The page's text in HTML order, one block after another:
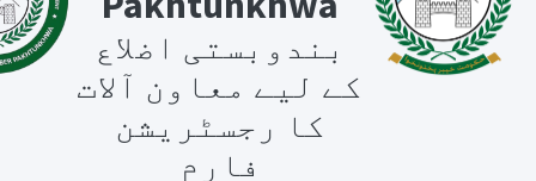
بندوبستی اضلاع
کے لیے معاون آلات
کا رجسٹریشن